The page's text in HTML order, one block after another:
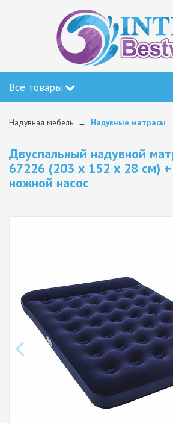
Все товары
Надувная мебель Надувные матрасы
Двуспальный надувной
67226 (203 x 152 x 28 см)
ножной насос